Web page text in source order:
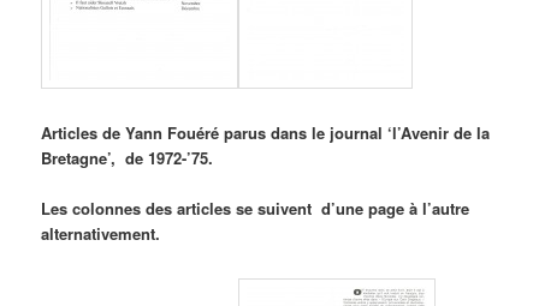
Articles de Yann Fouéré parus dans le journal ‘l’Avenir de la
Bretagne’, de 1972-’75.
Les colonnes des articles se suivent d’une page à l’autre
alternativement.